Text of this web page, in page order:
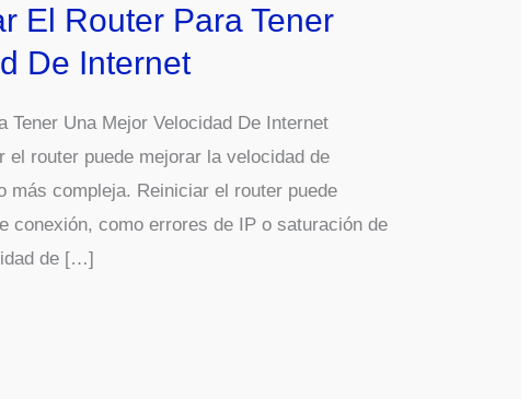
El Router Para Tener
De Internet
Tener Una Mejor Velocidad De Internet
el router puede mejorar la velocidad de
más compleja. Reiniciar el router puede
conexión, como errores de IP o saturación de
de […]